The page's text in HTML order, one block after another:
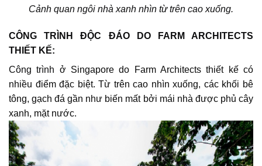
Cảnh quan ngôi nhà xanh nhìn từ trên cao xuống.
CÔNG TRÌNH ĐỘC ĐÁO DO FARM ARCHITECTS
THIẾT KẾ:
Công trình ở Singapore do Farm Architects thiết kế có
nhiều điểm đặc biệt. Từ trên cao nhìn xuống, các khối bê
tông, gạch đá gần như biến mất bởi mái nhà được phủ cây
xanh, mặt nước.